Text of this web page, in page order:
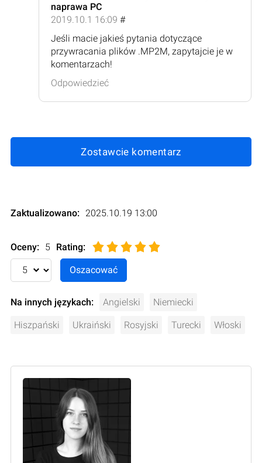
naprawa PC
2019.10.1 16:09 #
Jeśli macie jakieś pytania dotyczące
przywracania plików .MP2M, zapytajcie je w
komentarzach!
Odpowiedzieć
Zostawcie komentarz
Zaktualizowano: 2025.10.19 13:00
Oceny: 5 Rating:
Na innych językach: Angielski Niemiecki
Hiszpański Ukraiński Rosyjski Turecki Włoski